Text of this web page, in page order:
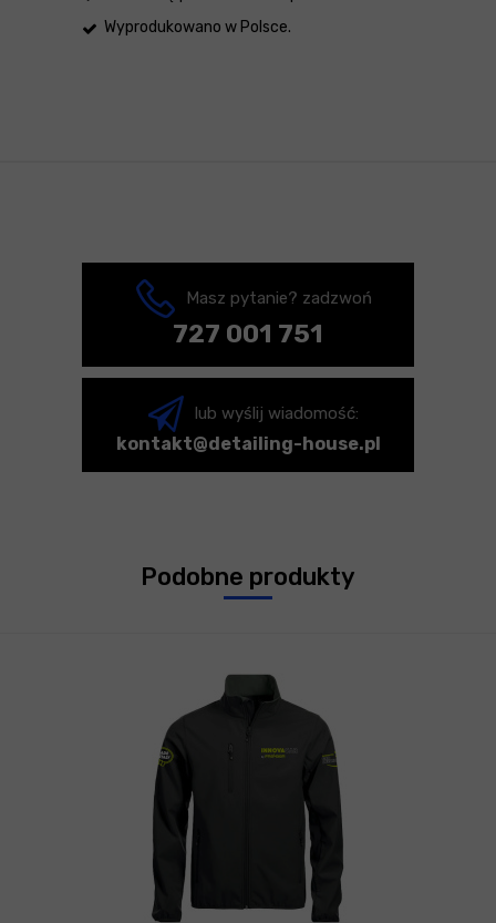
Wyprodukowano w Polsce.
Masz pytanie? zadzwoń
727 001 751
lub wyślij wiadomość:
kontakt@detailing-house.pl
Podobne produkty